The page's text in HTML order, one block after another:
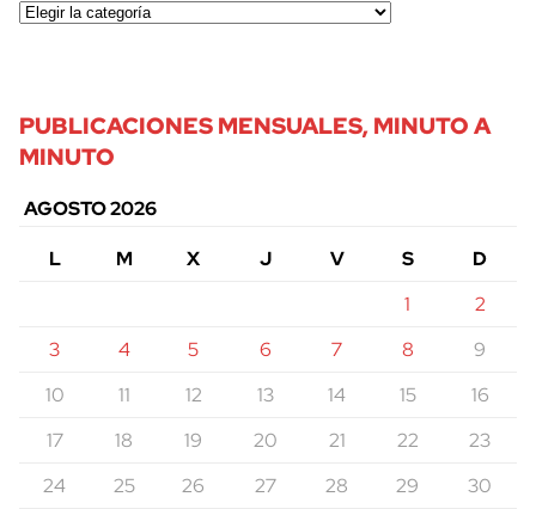
PUBLICACIONES MENSUALES, MINUTO A
MINUTO
AGOSTO 2026
L
M X J V S
D
1
2
3
4 5 6 7 8
9
10
11 12 13 14 15
16
17
18 19 20 21 22
23
24
25 26 27 28 29 30